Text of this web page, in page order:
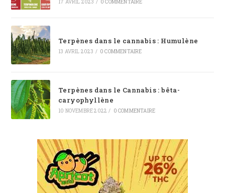
17 AVRIL 2023 / 0 COMMENTAIRE
Terpènes dans le cannabis : Humulène
13 AVRIL 2023 / 0 COMMENTAIRE
Terpènes dans le Cannabis : bêta-
caryophyllène
10 NOVEMBRE 2022 / 0 COMMENTAIRE